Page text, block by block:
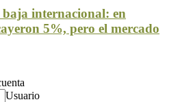
baja internacional: en
5%, pero el mercado
Usuario